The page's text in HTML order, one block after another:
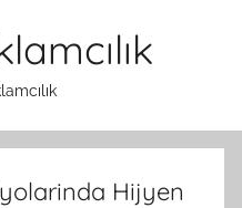
Hijyen